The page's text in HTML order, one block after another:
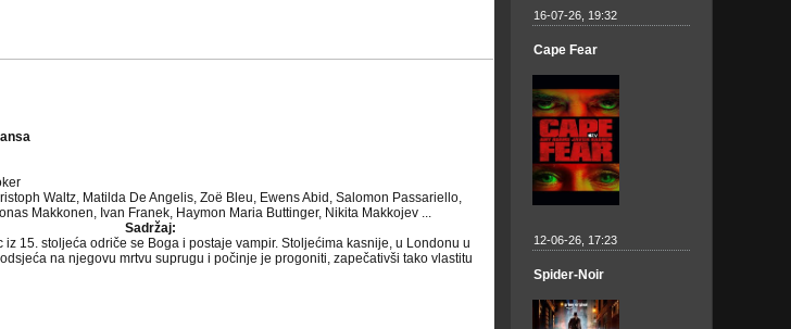
Waltz, Matilda De Angelis, Zoë Bleu, Ewens Abid, Salomon Passariello,
Makkonen, Ivan Franek, Haymon Maria Buttinger, Nikita Makkojev ...
Sadržaj:
iz 15. stoljeća odriče se Boga i postaje vampir. Stoljećima kasnije, u Londonu u
na njegovu mrtvu suprugu i počinje je progoniti, zapečativši tako vlastitu
16-07-26, 19:32
Cape Fear
12-06-26, 17:23
Spider-Noir